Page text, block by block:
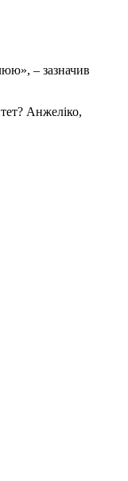
– зазначив
Анжеліко,